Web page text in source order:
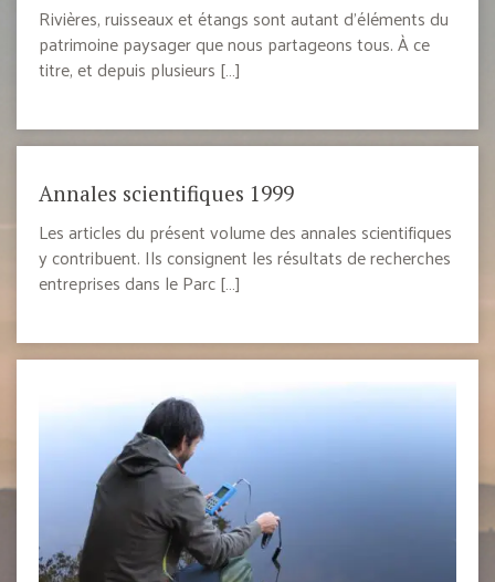
Rivières, ruisseaux et étangs sont autant d’éléments du
patrimoine paysager que nous partageons tous. À ce
titre, et depuis plusieurs […]
Annales scientifiques 1999
Les articles du présent volume des annales scientifiques
y contribuent. Ils consignent les résultats de recherches
entreprises dans le Parc […]